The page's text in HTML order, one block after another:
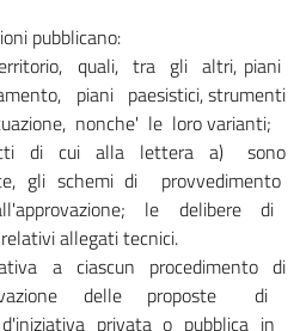
pubblicano:
quali, tra gli altri, piani
piani paesistici, strumenti
nonche' le loro varianti;
di cui alla lettera a) sono
gli schemi di provvedimento
le delibere di
allegati tecnici.
a ciascun procedimento di
delle proposte di
privata o pubblica in